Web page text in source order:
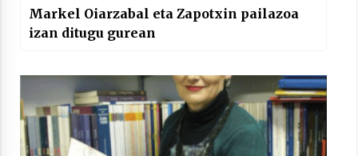
Markel Oiarzabal eta Zapotxin pailazoa
izan ditugu gurean